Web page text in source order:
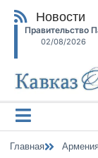
Новости
Правительство
02/08/2026
Главная